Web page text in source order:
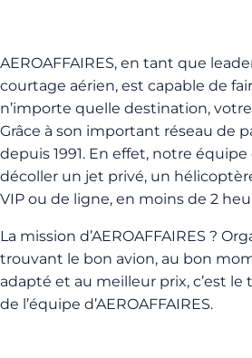
AEROAFFAIRES, en tant que
courtage aérien, est capable de
n’importe quelle destination,
Grâce à son important réseau de
depuis 1991. En effet, notre
décoller un jet privé, un
VIP ou de ligne, en moins de 2
La mission d’AEROAFFAIRES ?
trouvant le bon avion, au bon
adapté et au meilleur prix, c’est le
de l’équipe d’AEROAFFAIRES.